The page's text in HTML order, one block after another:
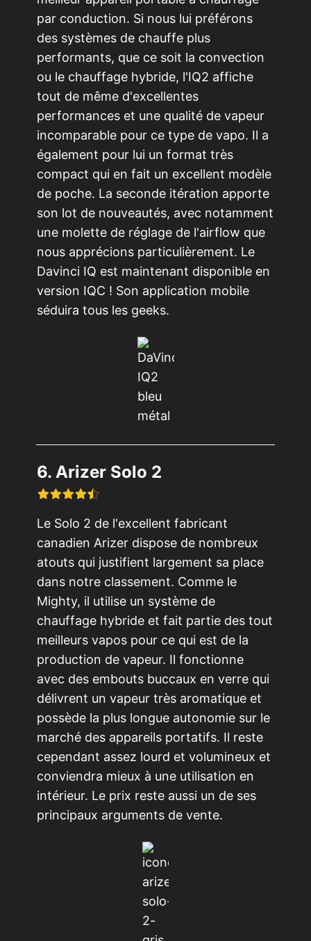
par conduction. Si nous lui préférons
des systèmes de chauffe plus
performants, que ce soit la convection
ou le chauffage hybride, l'IQ2 affiche
tout de même d'excellentes
performances et une qualité de vapeur
incomparable pour ce type de vapo. Il a
également pour lui un format très
compact qui en fait un excellent modèle
de poche. La seconde itération apporte
son lot de nouveautés, avec notamment
une molette de réglage de l'airflow que
nous apprécions particulièrement. Le
Davinci IQ est maintenant disponible en
version IQC ! Son application mobile
séduira tous les geeks.
6. Arizer Solo 2
Le Solo 2 de l'excellent fabricant
canadien Arizer dispose de nombreux
atouts qui justifient largement sa place
dans notre classement. Comme le
Mighty, il utilise un système de
chauffage hybride et fait partie des tout
meilleurs vapos pour ce qui est de la
production de vapeur. Il fonctionne
avec des embouts buccaux en verre qui
délivrent un vapeur très aromatique et
possède la plus longue autonomie sur le
marché des appareils portatifs. Il reste
cependant assez lourd et volumineux et
conviendra mieux à une utilisation en
intérieur. Le prix reste aussi un de ses
principaux arguments de vente.